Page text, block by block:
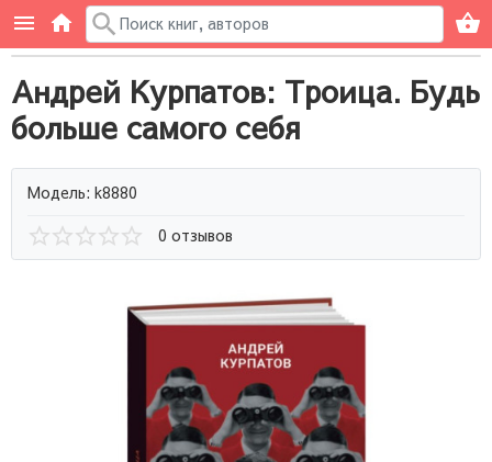
Андрей Курпатов: Троица. Будь
больше самого себя
Модель: k8880
0 отзывов